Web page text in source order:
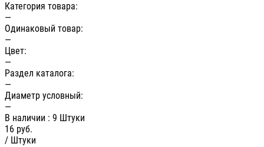
Категория товара:
—
Одинаковый товар:
—
Цвет:
—
Раздел каталога:
—
Диаметр условный:
—
В наличии : 9 Штуки
16 руб.
/ Штуки